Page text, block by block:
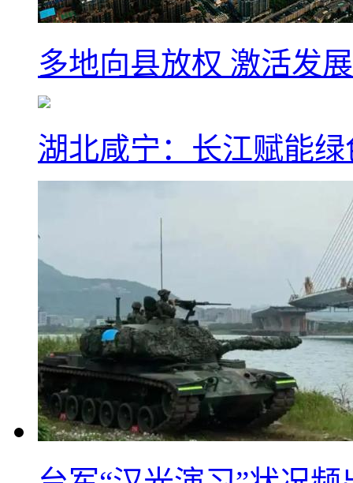
多地向县放权 激活发
湖北咸宁：长江赋能